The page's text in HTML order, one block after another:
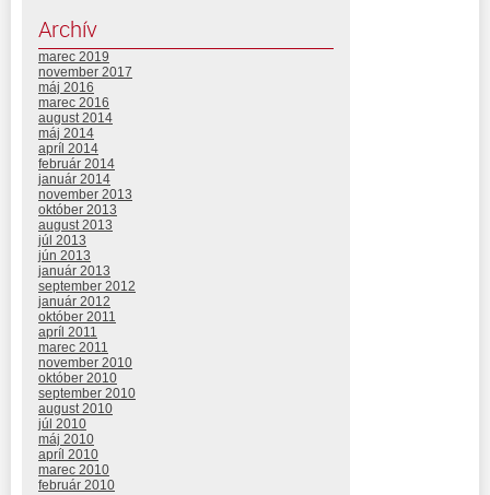
Archív
marec 2019
november 2017
máj 2016
marec 2016
august 2014
máj 2014
apríl 2014
február 2014
január 2014
november 2013
október 2013
august 2013
júl 2013
jún 2013
január 2013
september 2012
január 2012
október 2011
apríl 2011
marec 2011
november 2010
október 2010
september 2010
august 2010
júl 2010
máj 2010
apríl 2010
marec 2010
február 2010